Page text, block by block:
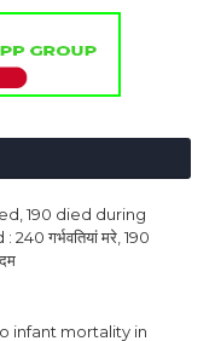
190 died during
गर्भवतियां मरे, 190
infant mortality in